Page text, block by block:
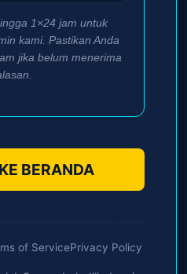
1×24 jam untuk
kami. Pastikan Anda
jika belum menerima
BERANDA
of ServicePrivacy Policy